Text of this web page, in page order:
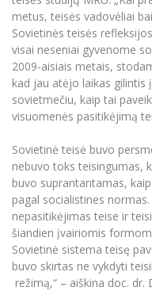
metus, teisės vadovėliai
Sovietinės teisės
visai neseniai gyvenome
2009-aisiais metais,
kad jau atėjo laikas gilintis
sovietmečiu, kaip tai
visuomenės pasitikėjimą
Sovietinė teisė buvo
nebuvo toks teisingumas,
buvo suprantantamas,
pagal socialistines
nepasitikėjimas teise ir
šiandien įvairiomis
Sovietinė sistema teisę
buvo skirtas ne vykdyti
režimą,“ – aiškina doc. dr.